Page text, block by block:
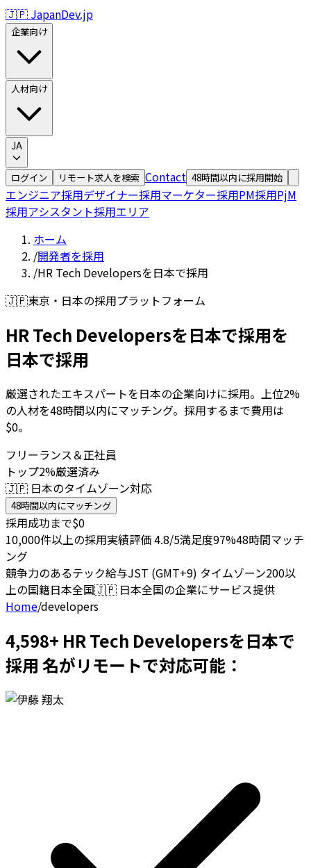
🇯🇵 JapanDev.jp
企業向け
人材向け
JA
ログイン リモート求人を検索 Contact 48時間以内に採用開始
エンジニア採用デザイナー採用マーケター採用PM採用PjM
採用アシスタント採用エリア
ホーム
/開発者を採用
/HR Tech Developersを日本で採用
🇯🇵東京・日本の採用プラットフォーム
HR Tech Developersを日本で採用を
日本で採用
厳選されたエキスパートを日本の企業向けに採用。上位2%
の人材を48時間以内にマッチング。採用するまで費用は
$0。
フリーランス＆正社員
トップ2%厳選済み
🇯🇵 日本のタイムゾーン対応
48時間以内にマッチング
採用成功まで$0
10,000件以上の採用実績評価 4.8/5満足度97%48時間マッチ
ング
競争力のあるテック給与JST (GMT+9) タイムゾーン200以
上の国籍日本全国🇯🇵 日本全国の企業にサービス提供
Home/developers
4,598+ HR Tech Developersを日本で
採用 名がリモートで対応可能：